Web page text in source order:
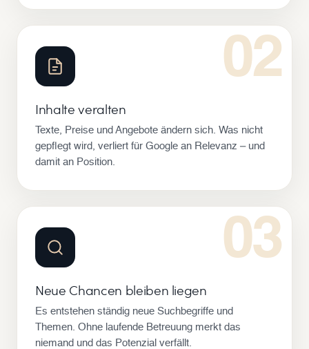
02
Inhalte veralten
Texte, Preise und Angebote ändern sich. Was nicht
gepflegt wird, verliert für Google an Relevanz – und
damit an Position.
03
Neue Chancen bleiben liegen
Es entstehen ständig neue Suchbegriffe und
Themen. Ohne laufende Betreuung merkt das
niemand und das Potenzial verfällt.